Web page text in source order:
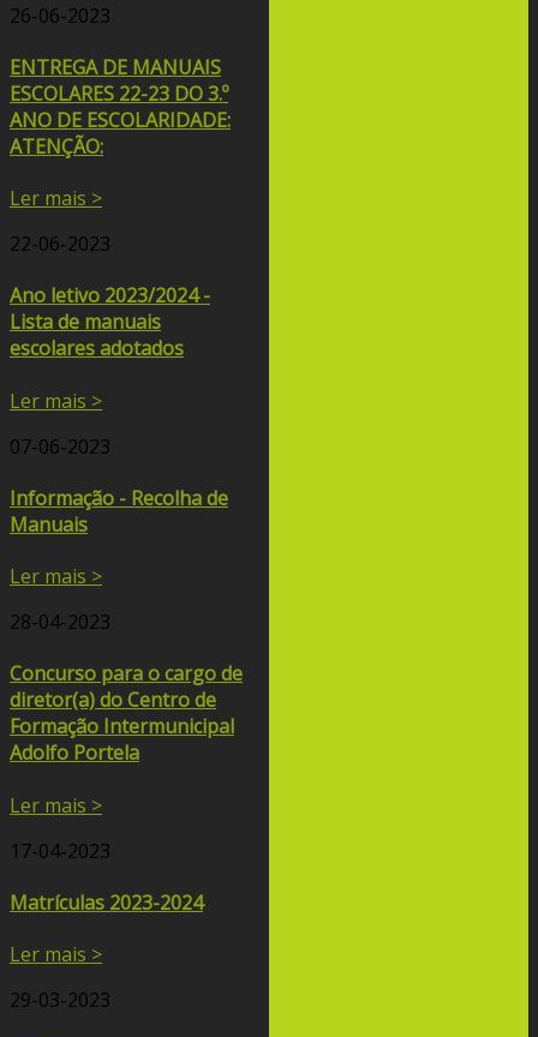
26-06-2023
ENTREGA DE MANUAIS
ESCOLARES 22-23 DO 3.º
ANO DE ESCOLARIDADE:
ATENÇÃO:
Ler mais >
22-06-2023
Ano letivo 2023/2024 -
Lista de manuais
escolares adotados
Ler mais >
07-06-2023
Informação - Recolha de
Manuais
Ler mais >
28-04-2023
Concurso para o cargo de
diretor(a) do Centro de
Formação Intermunicipal
Adolfo Portela
Ler mais >
17-04-2023
Matrículas 2023-2024
Ler mais >
29-03-2023